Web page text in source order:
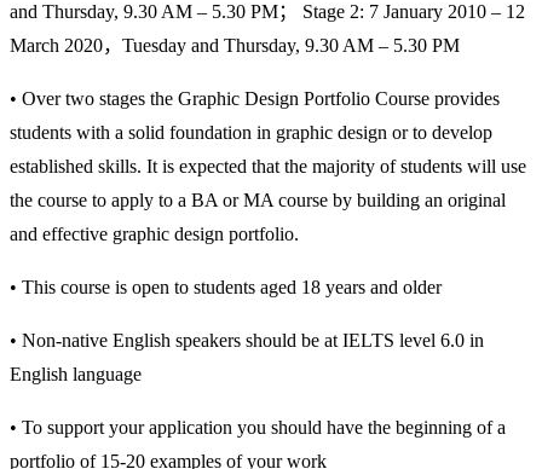
and Thursday, 9.30 AM – 5.30 PM； Stage 2: 7 January 2010 – 12
March 2020，Tuesday and Thursday, 9.30 AM – 5.30 PM
• Over two stages the Graphic Design Portfolio Course provides
students with a solid foundation in graphic design or to develop
established skills. It is expected that the majority of students will use
the course to apply to a BA or MA course by building an original
and effective graphic design portfolio.
• This course is open to students aged 18 years and older
• Non-native English speakers should be at IELTS level 6.0 in
English language
• To support your application you should have the beginning of a
portfolio of 15-20 examples of your work